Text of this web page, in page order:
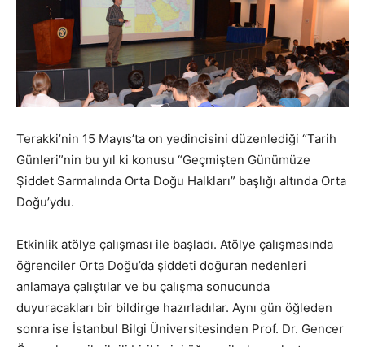
Terakki’nin 15 Mayıs’ta on yedincisini düzenlediği “Tarih
Günleri”nin bu yıl ki konusu “Geçmişten Günümüze
Şiddet Sarmalında Orta Doğu Halkları” başlığı altında Orta
Doğu’ydu.
Etkinlik atölye çalışması ile başladı. Atölye çalışmasında
öğrenciler Orta Doğu’da şiddeti doğuran nedenleri
anlamaya çalıştılar ve bu çalışma sonucunda
duyuracakları bir bildirge hazırladılar. Aynı gün öğleden
sonra ise İstanbul Bilgi Üniversitesinden Prof. Dr. Gencer